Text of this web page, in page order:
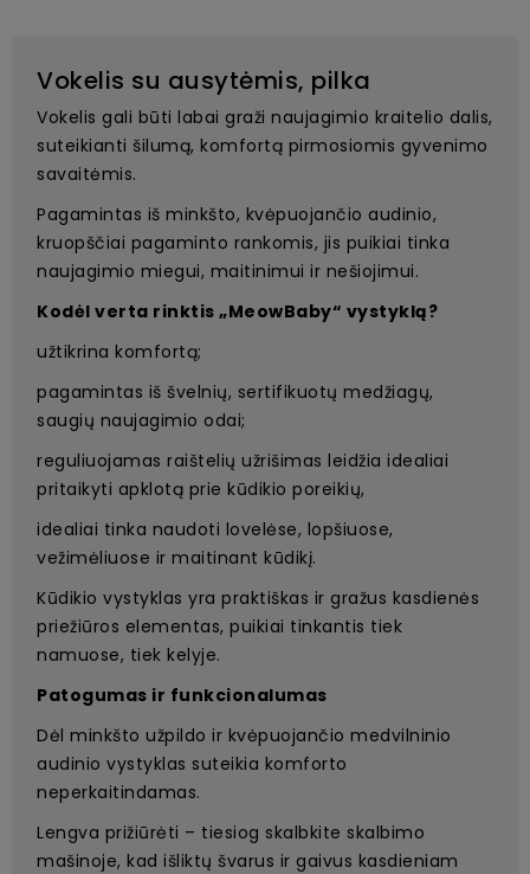
Vokelis su ausytėmis, pilka
Vokelis gali būti labai graži naujagimio kraitelio dalis,
suteikianti šilumą, komfortą pirmosiomis gyvenimo
savaitėmis.
Pagamintas iš minkšto, kvėpuojančio audinio,
kruopščiai pagaminto rankomis, jis puikiai tinka
naujagimio miegui, maitinimui ir nešiojimui.
Kodėl verta rinktis „MeowBaby“ vystyklą?
užtikrina komfortą;
pagamintas iš švelnių, sertifikuotų medžiagų,
saugių naujagimio odai;
reguliuojamas raištelių užrišimas leidžia idealiai
pritaikyti apklotą prie kūdikio poreikių,
idealiai tinka naudoti lovelėse, lopšiuose,
vežimėliuose ir maitinant kūdikį.
Kūdikio vystyklas yra praktiškas ir gražus kasdienės
priežiūros elementas, puikiai tinkantis tiek
namuose, tiek kelyje.
Patogumas ir funkcionalumas
Dėl minkšto užpildo ir kvėpuojančio medvilninio
audinio vystyklas suteikia komforto
neperkaitindamas.
Lengva prižiūrėti – tiesiog skalbkite skalbimo
mašinoje, kad išliktų švarus ir gaivus kasdieniam